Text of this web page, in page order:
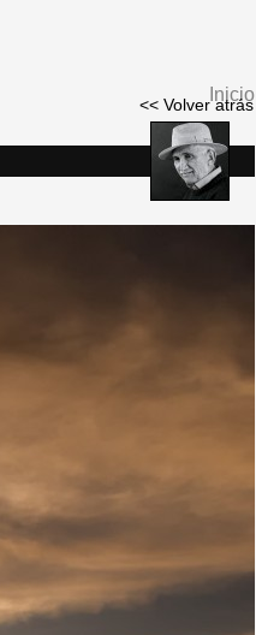
Se
aquí
Inicio
<< Volver atrás